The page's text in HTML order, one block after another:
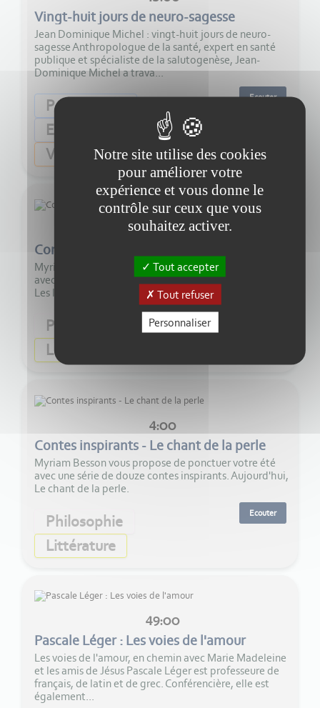
Vingt-huit jours de neuro-sagesse
Jean Dominique Michel : vingt-huit jours de neuro-
sagesse Anthropologue de la santé, expert en santé
publique et spécialiste de la salutogenèse, Jean-
Dominique Michel a trava...
Psychologie
Economie
Vulgarisation
Ecouter
2:00
Contes inspirants - Les loups-garous
Myriam Besson vous propose de ponctuer votre été
avec une série de douze contes inspirants. Aujourd'hui,
Les loups-garous.
Philosophie
Littérature
4:00
Contes inspirants - Le chant de la perle
Myriam Besson vous propose de ponctuer votre été
avec une série de douze contes inspirants. Aujourd'hui,
Le chant de la perle.
Philosophie
Littérature
Ecouter
49:00
Pascale Léger : Les voies de l'amour
Les voies de l'amour, en chemin avec Marie Madeleine
et les amis de Jésus Pascale Léger est professeure de
français, de latin et de grec. Conférencière, elle est
également...
Notre site utilise des cookies
pour améliorer votre
expérience et vous donne le
contrôle sur ceux que vous
souhaitez activer.
Tout accepter
Tout refuser
Personnaliser